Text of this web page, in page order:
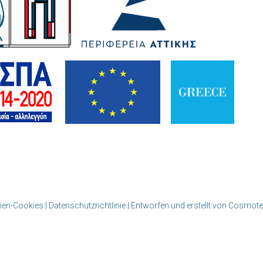
Cookies | Datenschutzrichtlinie | Entworfen und erstellt von Cosmote